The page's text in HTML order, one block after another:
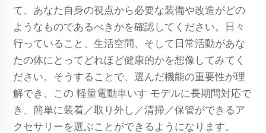
て、あなた自身の視点から必要な装備や改造がどの
ようなものであるべきかを確認してください。日々
行っていること、生活空間、そして日常活動があな
たの体にとってどれほど健康的かを想像してみてく
ださい。そうすることで、選んだ機能の重要性が理
解でき、この 軽量電動車いす モデルに長期間対応で
き、簡単に装着／取り外し／清掃／保管ができるア
クセサリーを選ぶことができるようになります。